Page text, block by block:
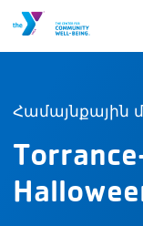
Համայնքային